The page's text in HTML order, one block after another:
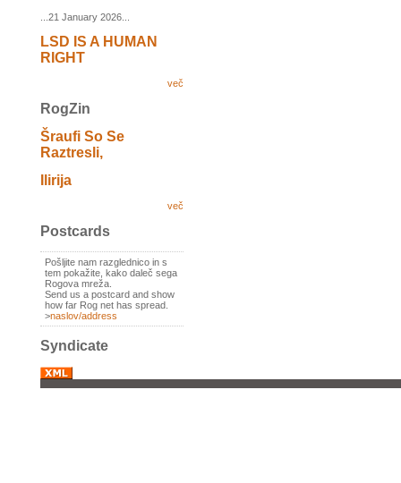
...21 January 2026...
LSD IS A HUMAN
RIGHT
več
RogZin
Šraufi So Se
Raztresli,
Ilirija
več
Postcards
Pošljite nam razglednico in s
tem pokažite, kako daleč sega
Rogova mreža.
Send us a postcard and show
how far Rog net has spread.
>naslov/address
Syndicate